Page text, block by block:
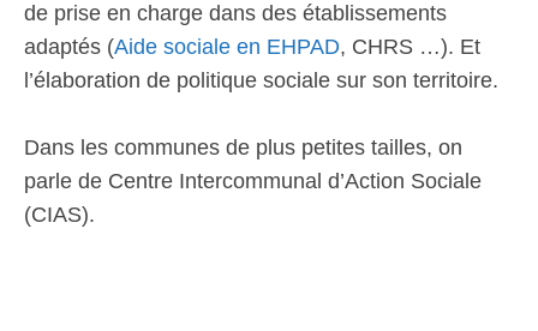
de prise en charge dans des établissements
adaptés (Aide sociale en EHPAD, CHRS …). Et
l’élaboration de politique sociale sur son territoire.
Dans les communes de plus petites tailles, on
parle de Centre Intercommunal d’Action Sociale
(CIAS).